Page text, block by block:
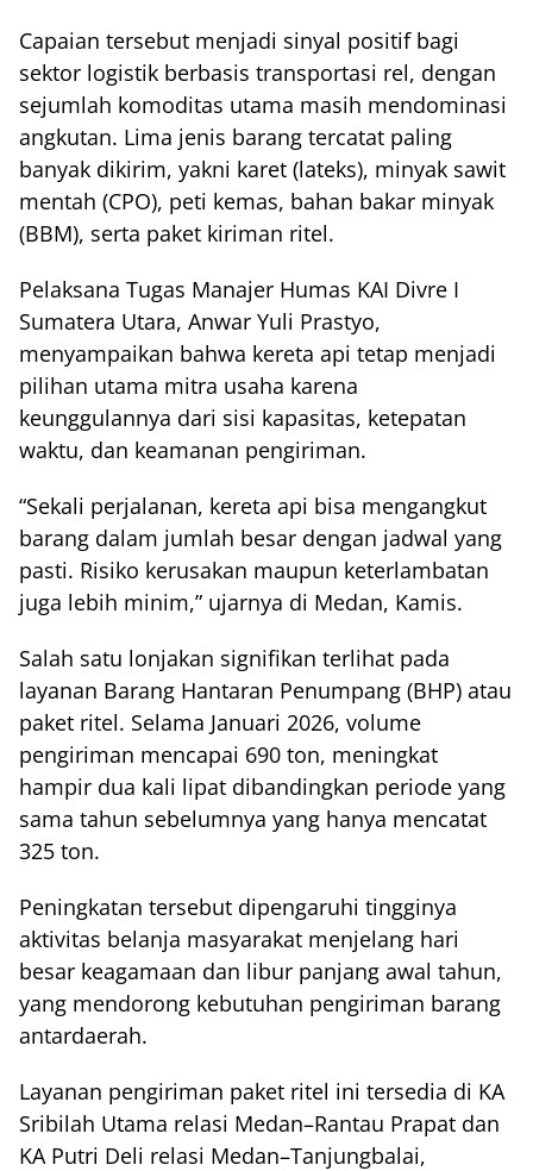
Capaian tersebut menjadi sinyal positif bagi
sektor logistik berbasis transportasi rel, dengan
sejumlah komoditas utama masih mendominasi
angkutan. Lima jenis barang tercatat paling
banyak dikirim, yakni karet (lateks), minyak sawit
mentah (CPO), peti kemas, bahan bakar minyak
(BBM), serta paket kiriman ritel.
Pelaksana Tugas Manajer Humas KAI Divre I
Sumatera Utara, Anwar Yuli Prastyo,
menyampaikan bahwa kereta api tetap menjadi
pilihan utama mitra usaha karena
keunggulannya dari sisi kapasitas, ketepatan
waktu, dan keamanan pengiriman.
“Sekali perjalanan, kereta api bisa mengangkut
barang dalam jumlah besar dengan jadwal yang
pasti. Risiko kerusakan maupun keterlambatan
juga lebih minim,” ujarnya di Medan, Kamis.
Salah satu lonjakan signifikan terlihat pada
layanan Barang Hantaran Penumpang (BHP) atau
paket ritel. Selama Januari 2026, volume
pengiriman mencapai 690 ton, meningkat
hampir dua kali lipat dibandingkan periode yang
sama tahun sebelumnya yang hanya mencatat
325 ton.
Peningkatan tersebut dipengaruhi tingginya
aktivitas belanja masyarakat menjelang hari
besar keagamaan dan libur panjang awal tahun,
yang mendorong kebutuhan pengiriman barang
antardaerah.
Layanan pengiriman paket ritel ini tersedia di KA
Sribilah Utama relasi Medan–Rantau Prapat dan
KA Putri Deli relasi Medan–Tanjungbalai,